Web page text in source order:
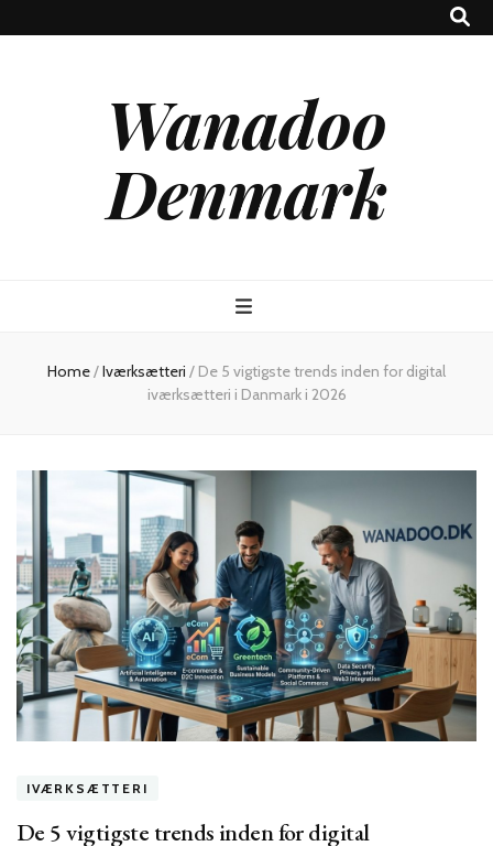
Wanadoo
Denmark
Home/Iværksætteri / De 5 vigtigste trends inden for digital
iværksætteri i Danmark i 2026
IVÆRKSÆTTERI
De 5 vigtigste trends inden for digital